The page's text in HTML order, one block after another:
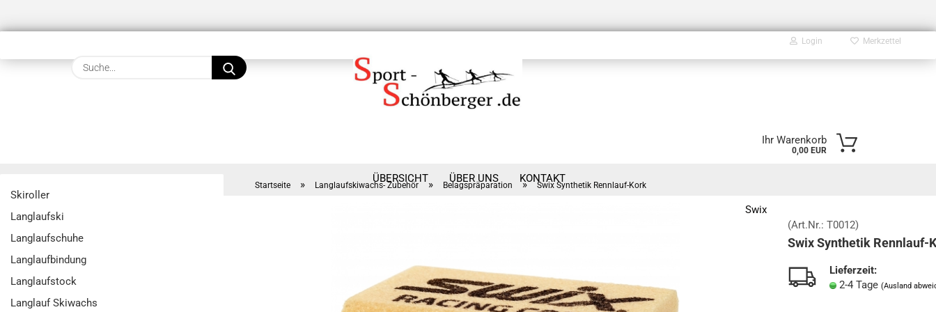
Login Merkzettel
Suche...
Ihr Warenkorb
0,00 EUR
ÜBERSICHT ÜBER UNS KONTAKT
Startseite » Langlaufskiwachs- Zubehör » Belagspräparation » Swix Synthetik Rennlauf-Kork
Swix
(Art.Nr.: T0012)
Swix Synthetik Rennlauf-
Lieferzeit:
2-4 Tage (Ausland
Skiroller
Langlaufski
Langlaufschuhe
Langlaufbindung
Langlaufstock
Langlauf Skiwachs